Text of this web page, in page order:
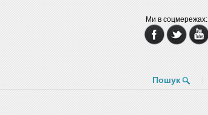
Ми в соцмережах:
Пошук